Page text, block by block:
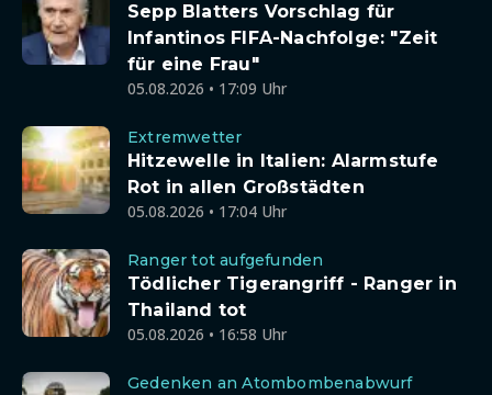
Sepp Blatters Vorschlag für
Infantinos FIFA-Nachfolge: "Zeit
für eine Frau"
05.08.2026 • 17:09 Uhr
Extremwetter
Hitzewelle in Italien: Alarmstufe
Rot in allen Großstädten
05.08.2026 • 17:04 Uhr
Ranger tot aufgefunden
Tödlicher Tigerangriff - Ranger in
Thailand tot
05.08.2026 • 16:58 Uhr
Gedenken an Atombombenabwurf